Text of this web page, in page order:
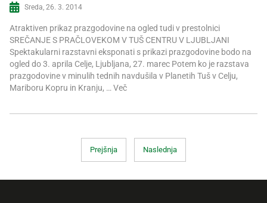
Sreda, 26. 3. 2014
Atraktiven prikaz prazgodovine na ogled tudi v prestolnici
SREČANJE S PRAČLOVEKOM V TUŠ CENTRU V LJUBLJANI
Spektakularni razstavni eksponati s prikazi prazgodovine bodo na
ogled do 3. aprila Celje, Ljubljana, 27. marec Potem ko je razstava
prazgodovine v minulih tednih navdušila v Planetih Tuš v Celju,
Mariboru Kopru in Kranju, … Več
Prejšnja Naslednja